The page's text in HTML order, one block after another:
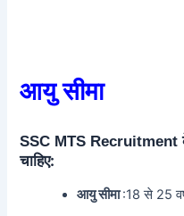
आयु सीमा
SSC MTS Recruitment
चाहिए:
आयु सीमा:18 से 25